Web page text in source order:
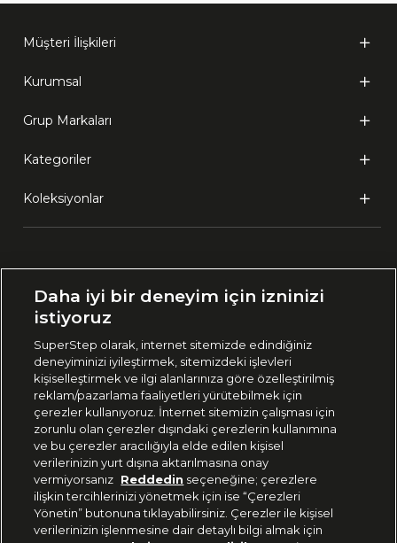
Müşteri İlişkileri
Kurumsal
Grup Markaları
Kategoriler
Koleksiyonlar
🇹🇷 Türkiye
444 37 36
Uygulamadan Takip Edin
Bizi Takip Edin
Daha iyi bir deneyim için izninizi
istiyoruz
SuperStep olarak, internet sitemizde edindiğiniz
deneyiminizi iyileştirmek, sitemizdeki işlevleri
kişiselleştirmek ve ilgi alanlarınıza göre özelleştirilmiş
reklam/pazarlama faaliyetleri yürütebilmek için
çerezler kullanıyoruz. İnternet sitemizin çalışması için
zorunlu olan çerezler dışındaki çerezlerin kullanımına
ve bu çerezler aracılığıyla elde edilen kişisel
verilerinizin yurt dışına aktarılmasına onay
vermiyorsanız Reddedin seçeneğine; çerezlere
ilişkin tercihlerinizi yönetmek için ise “Çerezleri
Yönetin” butonuna tıklayabilirsiniz. Çerezler ile kişisel
verilerinizin işlenmesine dair detaylı bilgi almak için